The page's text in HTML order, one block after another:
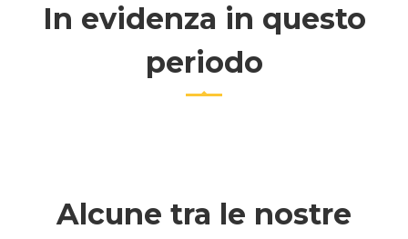
In evidenza in questo
periodo
Alcune tra le nostre